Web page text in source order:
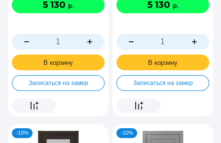
5 130 р.
В корзину
Записаться на замер
5 130 р.
В корзину
Записаться на замер
-10% -10%